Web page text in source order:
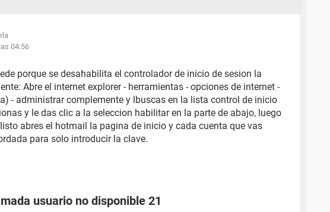
04:56
porque se desahabilita el controlador de inicio de sesion la
Abre el internet explorer - herramientas - opciones de internet -
- administrar complemente y lbuscas en la lista control de inicio
y le das clic a la seleccion habilitar en la parte de abajo, luego
abres el hotmail la pagina de inicio y cada cuenta que vas
para solo introducir la clave.
usuario no disponible 21